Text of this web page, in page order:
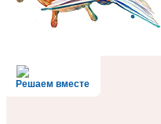
Решаем вместе